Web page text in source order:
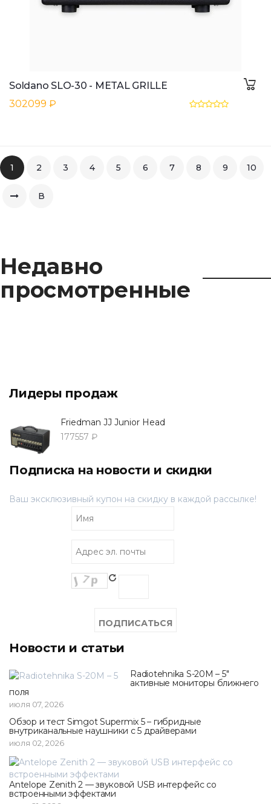
Soldano SLO-30 - METAL GRILLE
302099 ₽
1 2 3 4 5 6 7 8 9 10
В
Недавно
просмотренные
Лидеры продаж
Friedman JJ Junior Head
177557 ₽
Подписка на новости и скидки
Ваш эксклюзивный купон на скидку в каждой рассылке!
Новости и статьи
Radiotehnika S-20M – 5"
активные мониторы ближнего
поля
июля 07, 2026
Обзор и тест Simgot Supermix 5 – гибридные
внутриканальные наушники с 5 драйверами
июля 02, 2026
Antelope Zenith 2 — звуковой USB интерфейс со
встроенными эффектами